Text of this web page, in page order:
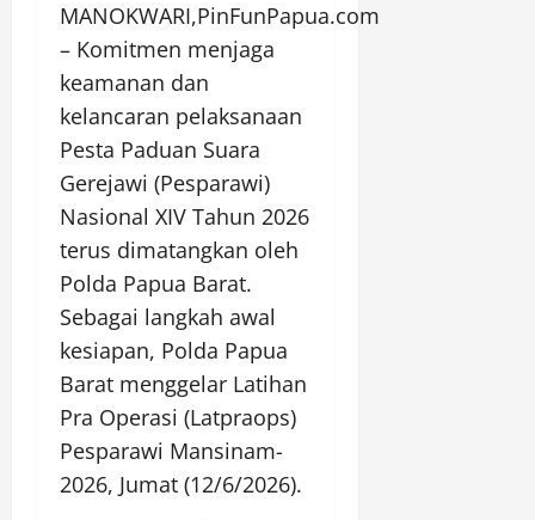
MANOKWARI,PinFunPapua.com
– Komitmen menjaga
keamanan dan
kelancaran pelaksanaan
Pesta Paduan Suara
Gerejawi (Pesparawi)
Nasional XIV Tahun 2026
terus dimatangkan oleh
Polda Papua Barat.
Sebagai langkah awal
kesiapan, Polda Papua
Barat menggelar Latihan
Pra Operasi (Latpraops)
Pesparawi Mansinam-
2026, Jumat (12/6/2026).